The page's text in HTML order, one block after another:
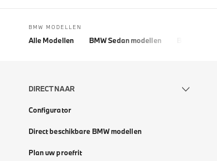
BMW MODELLEN
Alle Modellen BMW Sedan modellen
DIRECT NAAR
Configurator
Direct beschikbare BMW modellen
Plan uw proefrit